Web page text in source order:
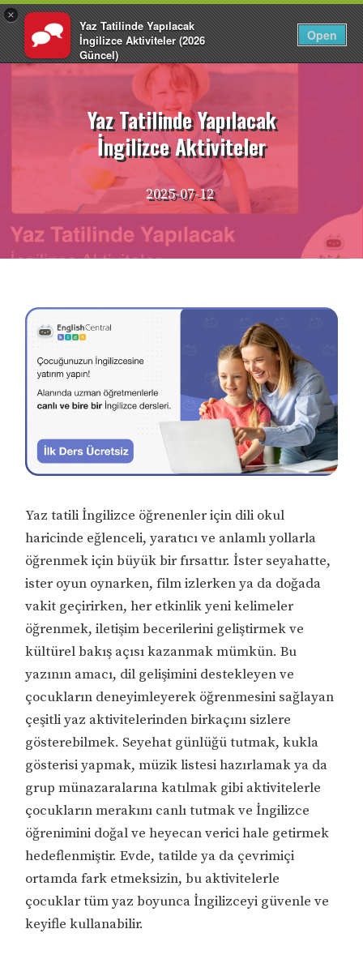
×
Yaz Tatilinde Yapılacak
İngilizce Aktiviteler (2026
Güncel)
EnglishCentral
Open
Giriş Yap TR
İçeriğe
atla
Yaz Tatilinde Yapılacak
İngilizce Aktiviteler
2025-07-12
Yaz tatili İngilizce öğrenenler için dili okul
haricinde eğlenceli, yaratıcı ve anlamlı yollarla
öğrenmek için büyük bir fırsattır. İster seyahatte,
ister oyun oynarken, film izlerken ya da doğada
vakit geçirirken, her etkinlik yeni kelimeler
öğrenmek, iletişim becerilerini geliştirmek ve
kültürel bakış açısı kazanmak mümkün. Bu
yazının amacı, dil gelişimini destekleyen ve
çocukların deneyimleyerek öğrenmesini sağlayan
çeşitli yaz aktivitelerinden birkaçını sizlere
gösterebilmek. Seyehat günlüğü tutmak, kukla
gösterisi yapmak, müzik listesi hazırlamak ya da
grup münazaralarına katılmak gibi aktivitelerle
çocukların merakını canlı tutmak ve İngilizce
öğrenimini doğal ve heyecan verici hale getirmek
hedeflenmiştir. Evde, tatilde ya da çevrimiçi
ortamda fark etmeksizin, bu aktivitelerle
çocuklar tüm yaz boyunca İngilizceyi güvenle ve
keyifle kullanabilir.